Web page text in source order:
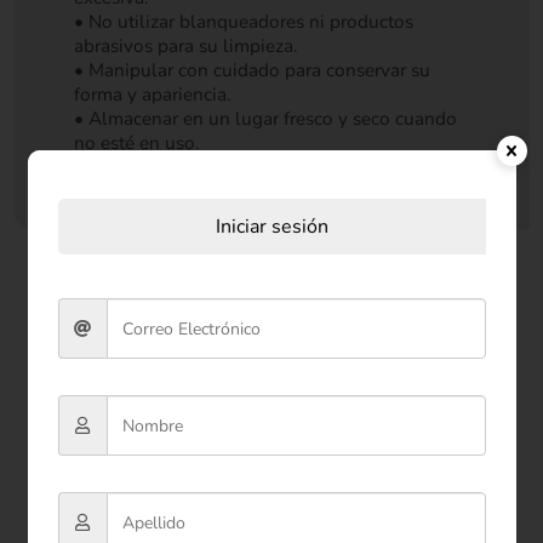
• No utilizar blanqueadores ni productos
abrasivos para su limpieza.
• Manipular con cuidado para conservar su
forma y apariencia.
• Almacenar en un lugar fresco y seco cuando
no esté en uso.
Productos relacionados
Iniciar sesión